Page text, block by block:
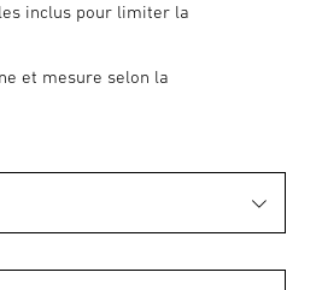
inclus pour limiter la
et mesure selon la